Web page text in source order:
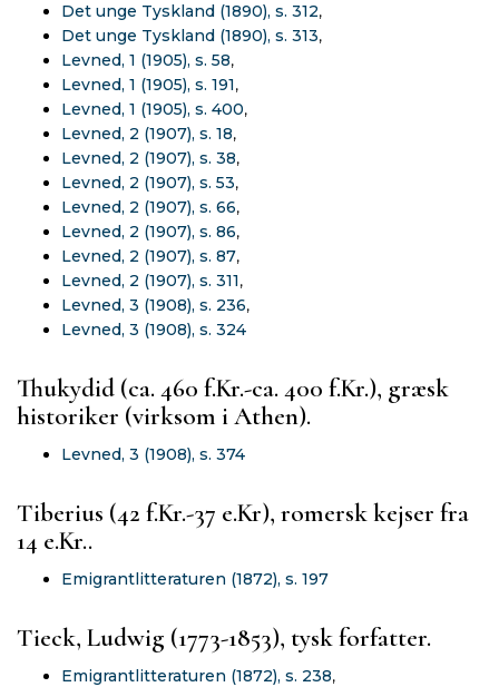
Det unge Tyskland (1890), s. 312,
Det unge Tyskland (1890), s. 313,
Levned, 1 (1905), s. 58,
Levned, 1 (1905), s. 191,
Levned, 1 (1905), s. 400,
Levned, 2 (1907), s. 18,
Levned, 2 (1907), s. 38,
Levned, 2 (1907), s. 53,
Levned, 2 (1907), s. 66,
Levned, 2 (1907), s. 86,
Levned, 2 (1907), s. 87,
Levned, 2 (1907), s. 311,
Levned, 3 (1908), s. 236,
Levned, 3 (1908), s. 324
Thukydid (ca. 460 f.Kr.-ca. 400 f.Kr.), græsk
historiker (virksom i Athen).
Levned, 3 (1908), s. 374
Tiberius (42 f.Kr.-37 e.Kr), romersk kejser fra
14 e.Kr..
Emigrantlitteraturen (1872), s. 197
Tieck, Ludwig (1773-1853), tysk forfatter.
Emigrantlitteraturen (1872), s. 238,